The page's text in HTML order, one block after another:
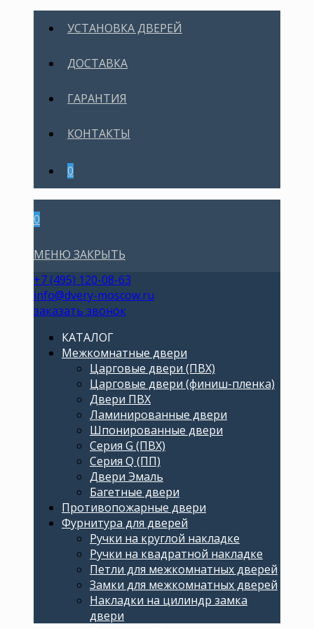
УСТАНОВКА ДВЕРЕЙ
ДОСТАВКА
ГАРАНТИЯ
КОНТАКТЫ
0
0
МЕНЮ ЗАКРЫТЬ
+7 (495) 120-08-63
info@dvery-moscow.ru
заказать звонок
КАТАЛОГ
Межкомнатные двери
Царговые двери (ПВХ)
Царговые двери (финиш-пленка)
Двери ПВХ
Ламинированные двери
Шпонированные двери
Серия G (ПВХ)
Серия Q (ПП)
Двери Эмаль
Багетные двери
Противопожарные двери
Фурнитура для дверей
Ручки на круглой накладке
Ручки на квадратной накладке
Петли для межкомнатных дверей
Замки для межкомнатных дверей
Накладки на цилиндр замка
двери